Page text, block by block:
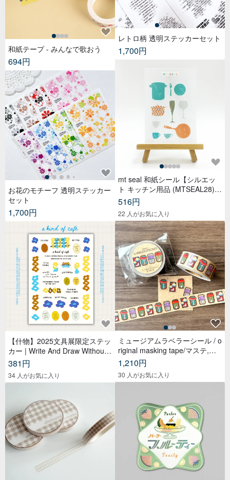
和紙テープ - みんなで歌おう
694円
お花のモチーフ 透明ステッカー
セット
1,700円
【什物】2025文具展限定ステッ
カー | Write And Draw Without
Limited
381円
34 人がお気に入り
レトロ柄 透明ステッカーセット
1,700円
mt seal 和紙シール【シルエッ
ト キッチン用品 (MTSEAL28)】
2017AW
516円
22 人がお気に入り
ミュージアムラベラーシール / o
riginal masking tape/マステ,美
纹纸胶带,文具,ステーショナリ
ー,紙もの,紙膠帶,贴纸
1,210円
30 人がお気に入り